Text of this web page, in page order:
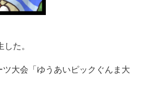
た。
大会「ゆうあいピックぐんま大